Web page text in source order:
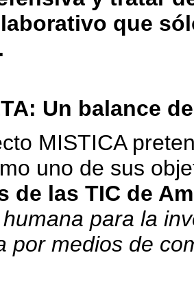
que
Un balance
MISTICA
uno de sus
de las TIC de
para la
por medios de